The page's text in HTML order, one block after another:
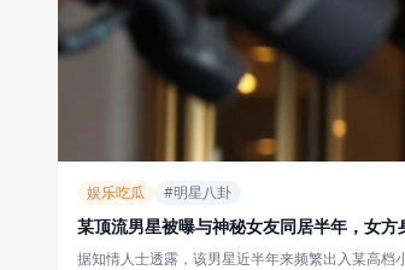
娱乐吃瓜 #明星八卦
某顶流男星被曝与神秘女友同居半年，女方
据知情人士透露，该男星近半年来频繁出入某高